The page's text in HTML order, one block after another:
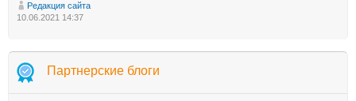
Редакция сайта
10.06.2021 14:37
Партнерские блоги